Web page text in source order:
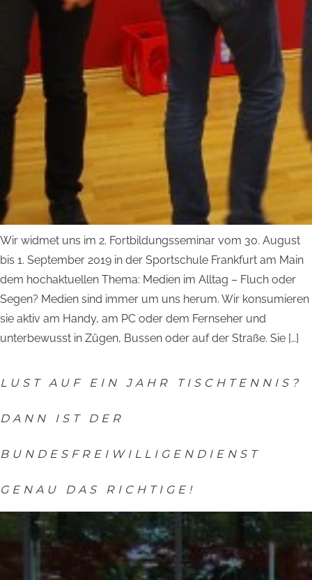
Wir widmet uns im 2. Fort­bildungsseminar vom 30. August
bis 1. September 2019 in der Sportschule Frankfurt am Main
dem hochaktuellen Thema: Medien im Alltag – Fluch oder
Segen? Medien sind immer um uns herum. Wir konsumieren
sie aktiv am Handy, am PC oder dem Fernseher und
unterbewusst in Zügen, Bussen oder auf der Straße. Sie […]
LUST AUF EIN JAHR TISCHTENNIS?
DANN IST DER
BUNDESFREIWILLIGENDIENST
GENAU DAS RICHTIGE!